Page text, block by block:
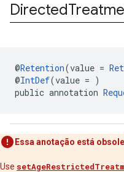
Directed
@Retention(value =
@IntDef(value = )
public annotation
Essa anotação está
Use